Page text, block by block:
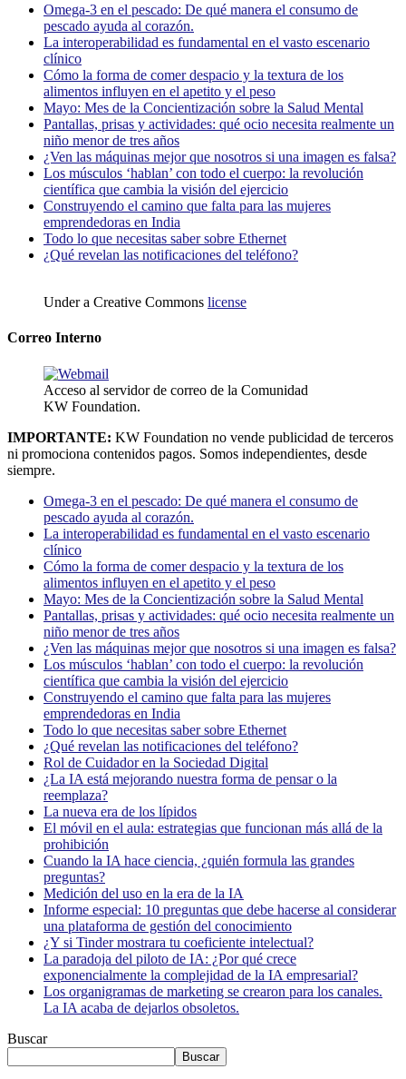
Omega-3 en el pescado: De qué manera el consumo de
pescado ayuda al corazón.
La interoperabilidad es fundamental en el vasto escenario
clínico
Cómo la forma de comer despacio y la textura de los
alimentos influyen en el apetito y el peso
Mayo: Mes de la Concientización sobre la Salud Mental
Pantallas, prisas y actividades: qué ocio necesita realmente un
niño menor de tres años
¿Ven las máquinas mejor que nosotros si una imagen es falsa?
Los músculos ‘hablan’ con todo el cuerpo: la revolución
científica que cambia la visión del ejercicio
Construyendo el camino que falta para las mujeres
emprendedoras en India
Todo lo que necesitas saber sobre Ethernet
¿Qué revelan las notificaciones del teléfono?
Under a Creative Commons license
Correo Interno
Acceso al servidor de correo de la Comunidad
KW Foundation.
IMPORTANTE: KW Foundation no vende publicidad de terceros
ni promociona contenidos pagos. Somos independientes, desde
siempre.
Omega-3 en el pescado: De qué manera el consumo de
pescado ayuda al corazón.
La interoperabilidad es fundamental en el vasto escenario
clínico
Cómo la forma de comer despacio y la textura de los
alimentos influyen en el apetito y el peso
Mayo: Mes de la Concientización sobre la Salud Mental
Pantallas, prisas y actividades: qué ocio necesita realmente un
niño menor de tres años
¿Ven las máquinas mejor que nosotros si una imagen es falsa?
Los músculos ‘hablan’ con todo el cuerpo: la revolución
científica que cambia la visión del ejercicio
Construyendo el camino que falta para las mujeres
emprendedoras en India
Todo lo que necesitas saber sobre Ethernet
¿Qué revelan las notificaciones del teléfono?
Rol de Cuidador en la Sociedad Digital
¿La IA está mejorando nuestra forma de pensar o la
reemplaza?
La nueva era de los lípidos
El móvil en el aula: estrategias que funcionan más allá de la
prohibición
Cuando la IA hace ciencia, ¿quién formula las grandes
preguntas?
Medición del uso en la era de la IA
Informe especial: 10 preguntas que debe hacerse al considerar
una plataforma de gestión del conocimiento
¿Y si Tinder mostrara tu coeficiente intelectual?
La paradoja del piloto de IA: ¿Por qué crece
exponencialmente la complejidad de la IA empresarial?
Los organigramas de marketing se crearon para los canales.
La IA acaba de dejarlos obsoletos.
Buscar
Buscar